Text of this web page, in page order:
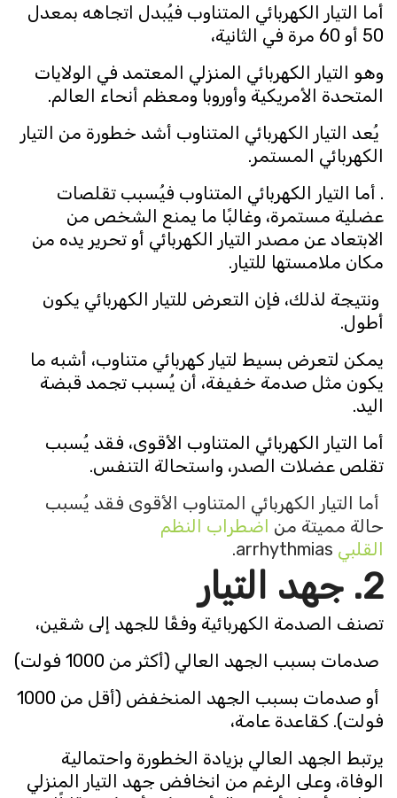
أما التيار الكهربائي المتناوب فيُبدل اتجاهه بمعدل
50 أو 60 مرة في الثانية،
وهو التيار الكهربائي المنزلي المعتمد في الولايات
المتحدة الأمريكية وأوروبا ومعظم أنحاء العالم.
يُعد التيار الكهربائي المتناوب أشد خطورة من التيار
الكهربائي المستمر.
. أما التيار الكهربائي المتناوب فيُسبب تقلصات
عضلية مستمرة، وغالبًا ما يمنع الشخص من
الابتعاد عن مصدر التيار الكهربائي أو تحرير يده من
مكان ملامستها للتيار.
ونتيجة لذلك، فإن التعرض للتيار الكهربائي يكون
أطول.
يمكن لتعرض بسيط لتيار كهربائي متناوب، أشبه ما
يكون مثل صدمة خفيفة، أن يُسبب تجمد قبضة
اليد.
أما التيار الكهربائي المتناوب الأقوى، فقد يُسبب
تقلص عضلات الصدر، واستحالة التنفس.
أما التيار الكهربائي المتناوب الأقوى فقد يُسبب
حالة مميتة مناضطراب النظم
القلبيarrhythmias.
2. جهد التيار
تصنف الصدمة الكهربائية وفقًا للجهد إلى شقين،
صدمات بسبب الجهد العالي (أكثر من 1000 فولت)
أو صدمات بسبب الجهد المنخفض (أقل من 1000
فولت). كقاعدة عامة،
يرتبط الجهد العالي بزيادة الخطورة واحتمالية
الوفاة، وعلى الرغم من انخافض جهد التيار المنزلي